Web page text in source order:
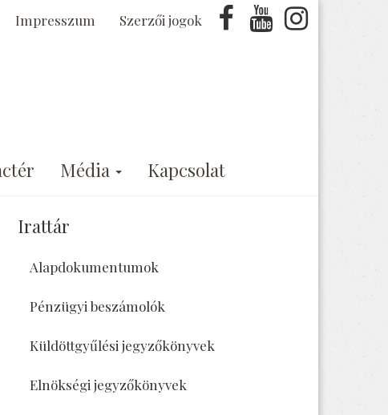
Impresszum Szerzői jogok
Média Kapcsolat
Irattár
Alapdokumentumok
Pénzügyi beszámolók
Küldöttgyűlési jegyzőkönyvek
Elnökségi jegyzőkönyvek